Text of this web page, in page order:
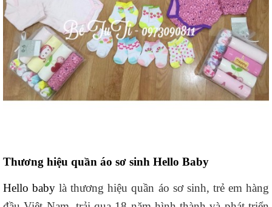
Thương hiệu quần áo sơ sinh Hello Baby
Hello babylà thương hiệu quần áo sơ sinh, trẻ em hàng